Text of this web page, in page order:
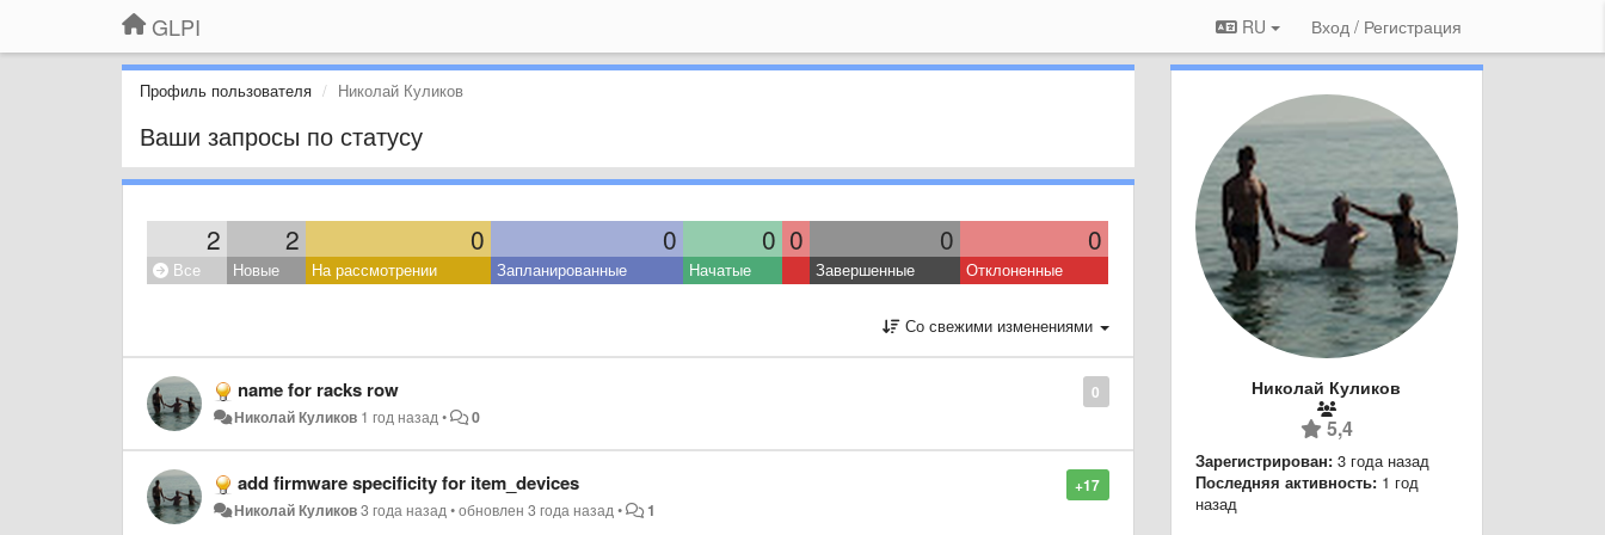
GLPI RU Вход / Регистрация
Профиль пользователя Николай Куликов
Ваши запросы по статусу
2 2 0 0 0 0 0 0
Все Новые На рассмотрении Запланированные Начатые Завершенные Отклоненные
Со свежими изменениями
0
name for racks row
Николай Куликов 1 год назад• 0
+17
add firmware specificity for item_devices
Николай Куликов3 года назад•обновлен3 года назад• 1
Николай Куликов
5,4
Зарегистрирован: 3 года назад
Последняя активность: 1 год
назад